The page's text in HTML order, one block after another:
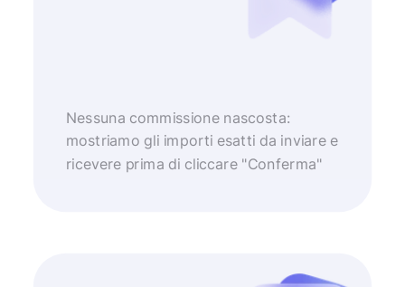
Nessuna commissione nascosta:
mostriamo gli importi esatti da inviare e
ricevere prima di cliccare "Conferma"